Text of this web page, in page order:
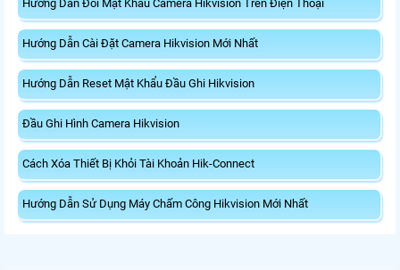
Hướng Dẫn Đổi Mật Khẩu Camera Hikvision Trên Điện Thoại
Hướng Dẫn Cài Đặt Camera Hikvision Mới Nhất
Hướng Dẫn Reset Mật Khẩu Đầu Ghi Hikvision
Đầu Ghi Hình Camera Hikvision
Cách Xóa Thiết Bị Khỏi Tài Khoản Hik-Connect
Hướng Dẫn Sử Dụng Máy Chấm Công Hikvision Mới Nhất